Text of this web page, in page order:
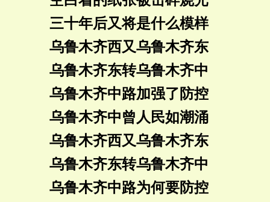
三十年后又将是什么模样
乌鲁木齐西又乌鲁木齐东
乌鲁木齐东转乌鲁木齐中
乌鲁木齐中路加强了防控
乌鲁木齐中曾人民如潮涌
乌鲁木齐西又乌鲁木齐东
乌鲁木齐东转乌鲁木齐中
乌鲁木齐中路为何要防控